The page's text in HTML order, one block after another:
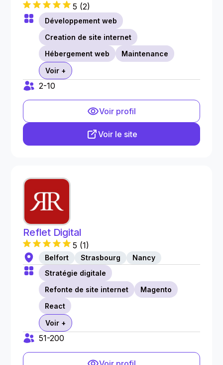
5 (2)
Développement web
Creation de site internet
Hébergement web
Maintenance
Voir +
2-10
Voir profil
Voir le site
Reflet Digital
5 (1)
Belfort Strasbourg
Nancy
Stratégie digitale
Refonte de site internet
Magento
React
Voir +
51-200